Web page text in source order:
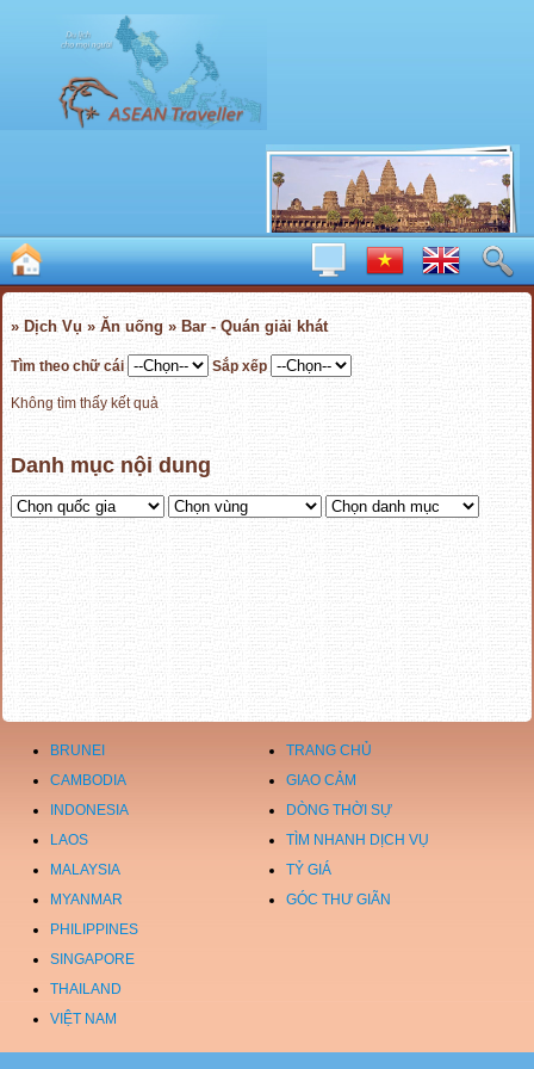
» Dịch Vụ » Ăn uống » Bar - Quán giải khát
Tìm theo chữ cái Sắp xếp
Không tìm thấy kết quả
Danh mục nội dung
BRUNEI
TRANG CHỦ
CAMBODIA
GIAO CẢM
INDONESIA
DÒNG THỜI SỰ
LAOS
TÌM NHANH DỊCH VỤ
MALAYSIA
TỶ GIÁ
MYANMAR
GÓC THƯ GIÃN
PHILIPPINES
SINGAPORE
THAILAND
VIỆT NAM